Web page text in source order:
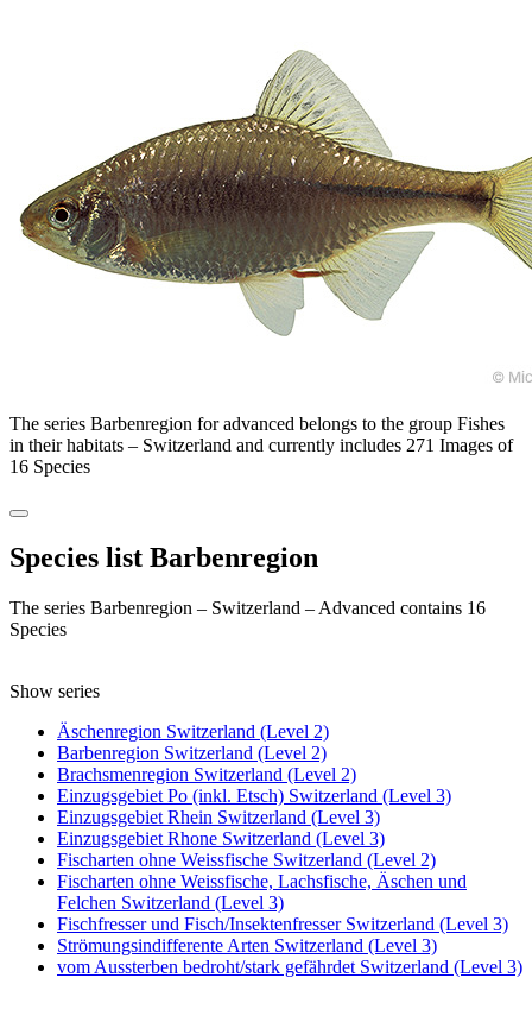
The series Barbenregion for advanced belongs to the group Fishes
in their habitats – Switzerland and currently includes 271 Images of
16 Species
Species list Barbenregion
The series Barbenregion – Switzerland – Advanced contains 16
Species
Show series
Äschenregion Switzerland (Level 2)
Barbenregion Switzerland (Level 2)
Brachsmenregion Switzerland (Level 2)
Einzugsgebiet Po (inkl. Etsch) Switzerland (Level 3)
Einzugsgebiet Rhein Switzerland (Level 3)
Einzugsgebiet Rhone Switzerland (Level 3)
Fischarten ohne Weissfische Switzerland (Level 2)
Fischarten ohne Weissfische, Lachsfische, Äschen und
Felchen Switzerland (Level 3)
Fischfresser und Fisch/Insektenfresser Switzerland (Level 3)
Strömungsindifferente Arten Switzerland (Level 3)
vom Aussterben bedroht/stark gefährdet Switzerland (Level 3)